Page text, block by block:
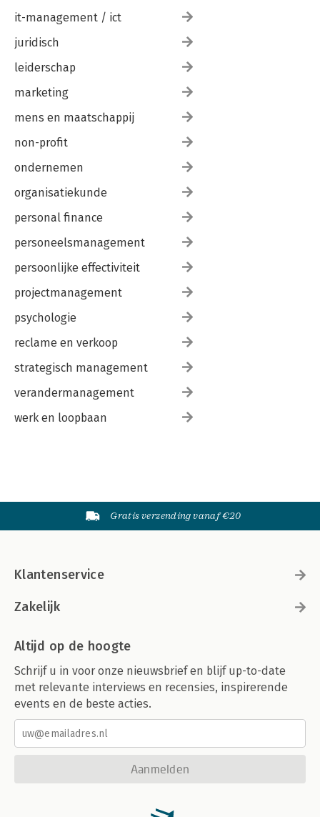
it-management / ict
juridisch
leiderschap
marketing
mens en maatschappij
non-profit
ondernemen
organisatiekunde
personal finance
personeelsmanagement
persoonlijke effectiviteit
projectmanagement
psychologie
reclame en verkoop
strategisch management
verandermanagement
werk en loopbaan
Gratis verzending vanaf €20
Klantenservice
Zakelijk
Altijd op de hoogte
Schrijf u in voor onze nieuwsbrief en blijf up-to-date
met relevante interviews en recensies, inspirerende
events en de beste acties.
Aanmelden